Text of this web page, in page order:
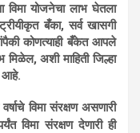
विमा योजनेचा लाभ घेतला
बँका, सर्व खासगी
कोणत्याही बँकेत आपले
अशी माहिती जिल्हा
आहे.
विमा संरक्षण असणारी
विमा संरक्षण देणारी ही